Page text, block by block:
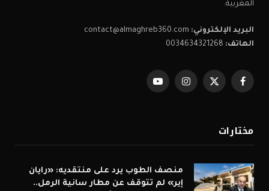
المغربية.
البريد الإلكتروني:
الهاتف:
فيسبوكX
الانستغراميوتيوب
مختارات
منصف الطوب يرد على منتقديه: «رايان
إير» لم تتوقف عن مطار سانية الرمل..